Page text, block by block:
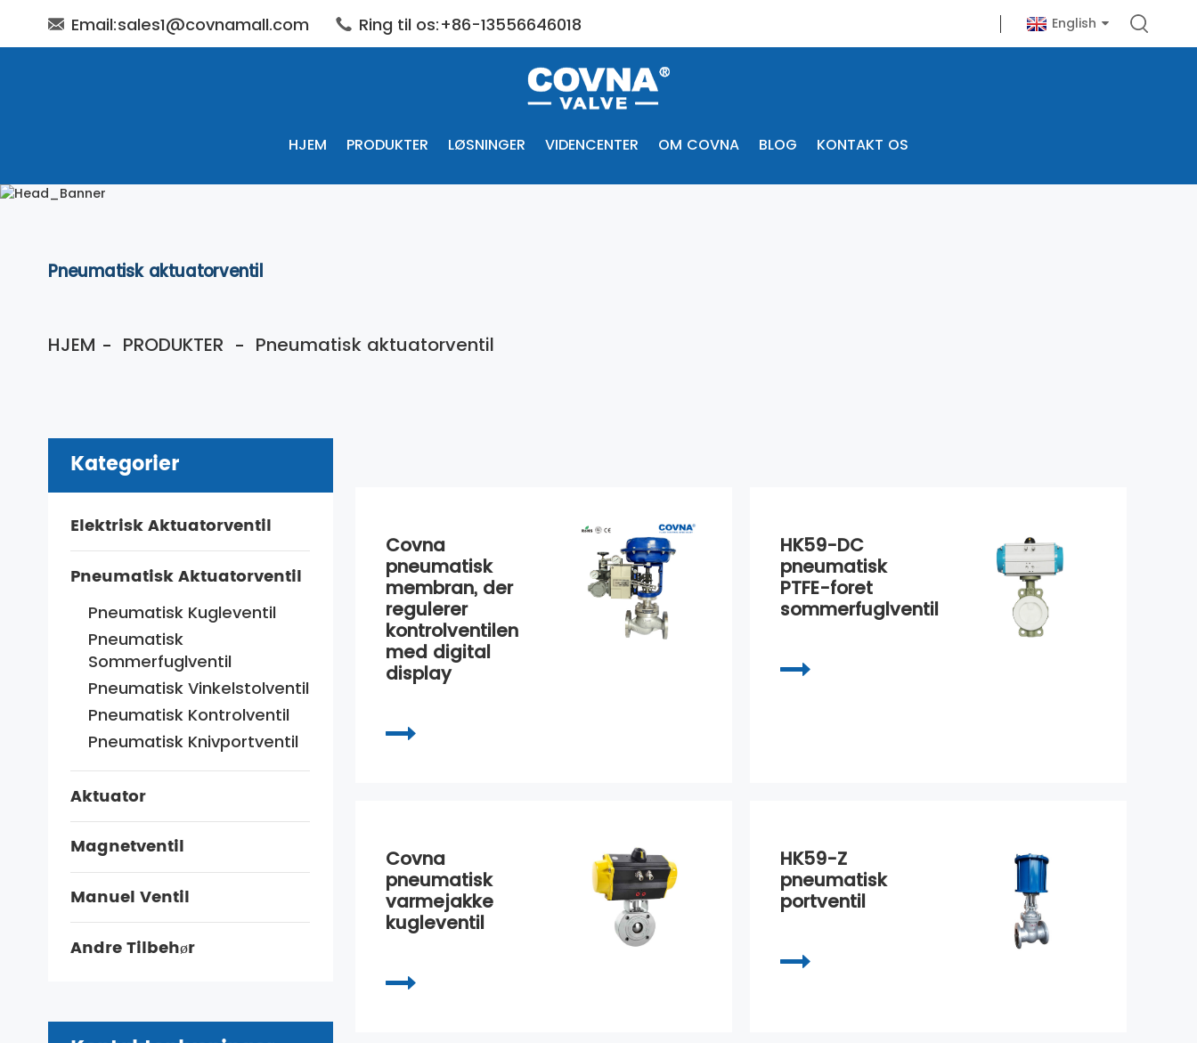
Email:sales1@covnamall.com Ring til os:+86-13556646018 English
HJEM PRODUKTER LØSNINGER VIDENCENTER OM COVNA BLOG KONTAKT OS
Pneumatisk aktuatorventil
HJEM PRODUKTER Pneumatisk aktuatorventil
Kategorier
Elektrisk Aktuatorventil
Pneumatisk Aktuatorventil
Pneumatisk Kugleventil
Pneumatisk
Sommerfuglventil
Pneumatisk Vinkelstolventil
Pneumatisk Kontrolventil
Pneumatisk Knivportventil
Aktuator
Magnetventil
Manuel Ventil
Andre Tilbehør
Covna
pneumatisk
membran, der
regulerer
kontrolventilen
med digital
display
HK59-DC
pneumatisk
PTFE-foret
sommerfuglventil
Covna
pneumatisk
varmejakke
kugleventil
HK59-Z
pneumatisk
portventil